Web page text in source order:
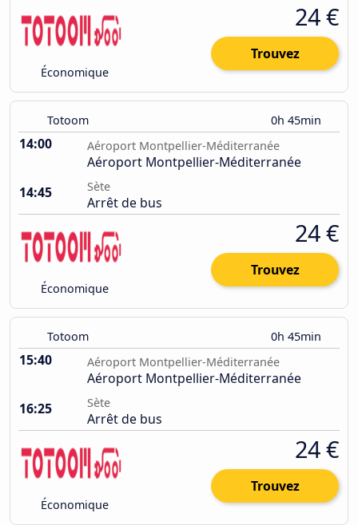
Économique
24 €
Trouvez
Totoom 0h 45min
14:00 Aéroport Montpellier-Méditerranée
Aéroport Montpellier-Méditerranée
14:45
Sète
Arrêt de bus
Économique
24 €
Trouvez
Totoom 0h 45min
15:40 Aéroport Montpellier-Méditerranée
Aéroport Montpellier-Méditerranée
16:25
Sète
Arrêt de bus
Économique
24 €
Trouvez